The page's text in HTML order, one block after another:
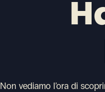
Non vediamo l’ora di